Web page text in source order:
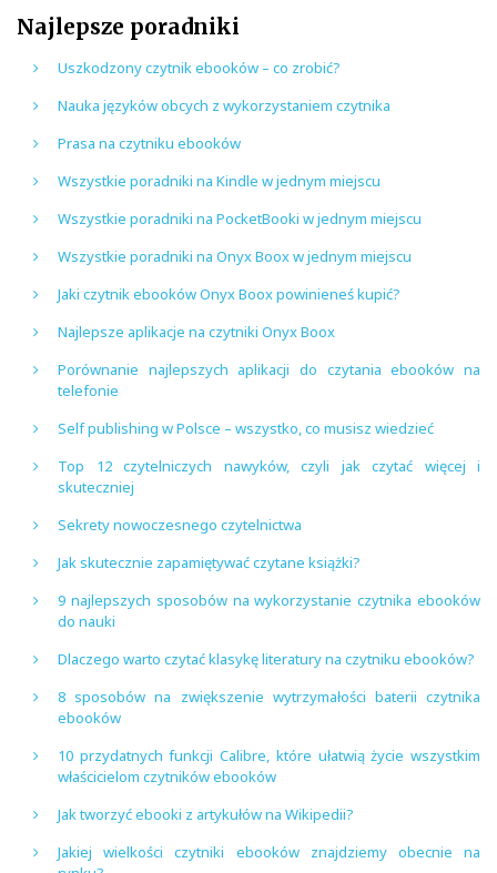
Najlepsze poradniki
Uszkodzony czytnik ebooków – co zrobić?
Nauka języków obcych z wykorzystaniem czytnika
Prasa na czytniku ebooków
Wszystkie poradniki na Kindle w jednym miejscu
Wszystkie poradniki na PocketBooki w jednym miejscu
Wszystkie poradniki na Onyx Boox w jednym miejscu
Jaki czytnik ebooków Onyx Boox powinieneś kupić?
Najlepsze aplikacje na czytniki Onyx Boox
Porównanie najlepszych aplikacji do czytania ebooków na
telefonie
Self publishing w Polsce – wszystko, co musisz wiedzieć
Top 12 czytelniczych nawyków, czyli jak czytać więcej i
skuteczniej
Sekrety nowoczesnego czytelnictwa
Jak skutecznie zapamiętywać czytane książki?
9 najlepszych sposobów na wykorzystanie czytnika ebooków
do nauki
Dlaczego warto czytać klasykę literatury na czytniku ebooków?
8 sposobów na zwiększenie wytrzymałości baterii czytnika
ebooków
10 przydatnych funkcji Calibre, które ułatwią życie wszystkim
właścicielom czytników ebooków
Jak tworzyć ebooki z artykułów na Wikipedii?
Jakiej wielkości czytniki ebooków znajdziemy obecnie na